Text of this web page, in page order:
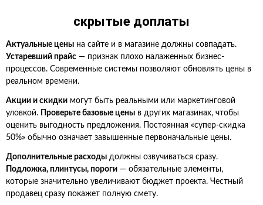
скрытые доплаты
Актуальные цены на сайте и в магазине должны совпадать.
Устаревший прайс — признак плохо налаженных бизнес-
процессов. Современные системы позволяют обновлять цены в
реальном времени.
Акции и скидки могут быть реальными или маркетинговой
уловкой.
Проверьте базовые цены в других магазинах, чтобы
оценить выгодность предложения. Постоянная «супер-скидка
50%» обычно означает завышенные первоначальные цены.
Дополнительные расходы должны озвучиваться сразу.
Подложка, плинтусы, пороги — обязательные элементы,
которые значительно увеличивают бюджет проекта. Честный
продавец сразу покажет полную смету.